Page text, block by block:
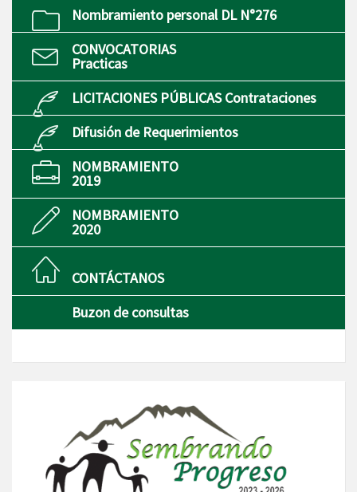
Nombramiento personal DL N°276
CONVOCATORIAS
Practicas
LICITACIONES PÚBLICAS Contrataciones
Difusión de Requerimientos
NOMBRAMIENTO
2019
NOMBRAMIENTO
2020
CONTÁCTANOS
Buzon de consultas